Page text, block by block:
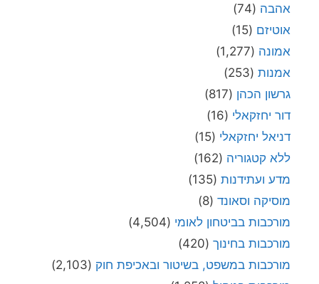
אהבה (74)
אוטיזם (15)
אמונה (1,277)
אמנות (253)
גרשון הכהן (817)
דור יחזקאלי (16)
דניאל יחזקאלי (15)
ללא קטגוריה (162)
מדע ועתידנות (135)
מוסיקה וסאונד (8)
מורכבות בביטחון לאומי (4,504)
מורכבות בחינוך (420)
מורכבות במשפט, בשיטור ובאכיפת חוק (2,103)